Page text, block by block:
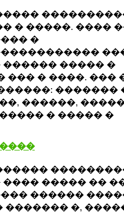
� �����. ����
�
����� �
��� � ����. ���
�������
������,
� ����� �
����� ��
������
������� �,